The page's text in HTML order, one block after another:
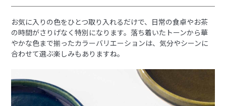
お気に入りの色をひとつ取り入れるだけで、日常の食卓やお茶
の時間がさりげなく特別になります。落ち着いたトーンから華
やかな色まで揃ったカラーバリエーションは、気分やシーンに
合わせて選ぶ楽しみもありますね。